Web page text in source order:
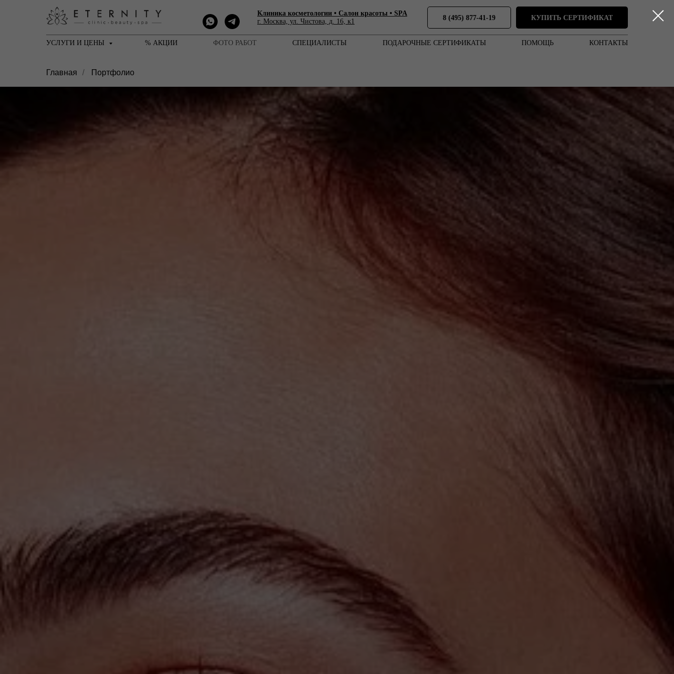
Клиника косметологии • Cалон красоты • SPA
г. Москва, ул. Чистова, д. 16, к1
8 (495) 877-41-19 КУПИТЬ СЕРТИФИКАТ
УСЛУГИ И ЦЕНЫ % АКЦИИ ФОТО РАБОТ СПЕЦИАЛИСТЫ ПОДАРОЧНЫЕ СЕРТИФИКАТЫ ПОМОЩЬ КОНТАКТЫ
Главная / Портфолио